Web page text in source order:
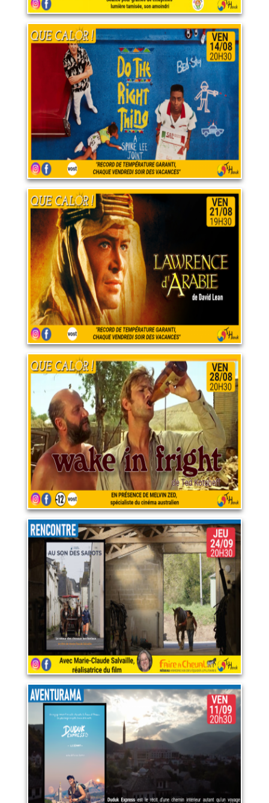
Do the Right Thing
14 août 2026
LIRE PLUS
Lawrence d'Arabie
21 août 2026
LIRE PLUS
Wake in Fright
28 août 2026
LIRE PLUS
Au son des sabots
24 septembre 2026
LIRE PLUS
Duduk Express
11 septembre 2026
LIRE PLUS